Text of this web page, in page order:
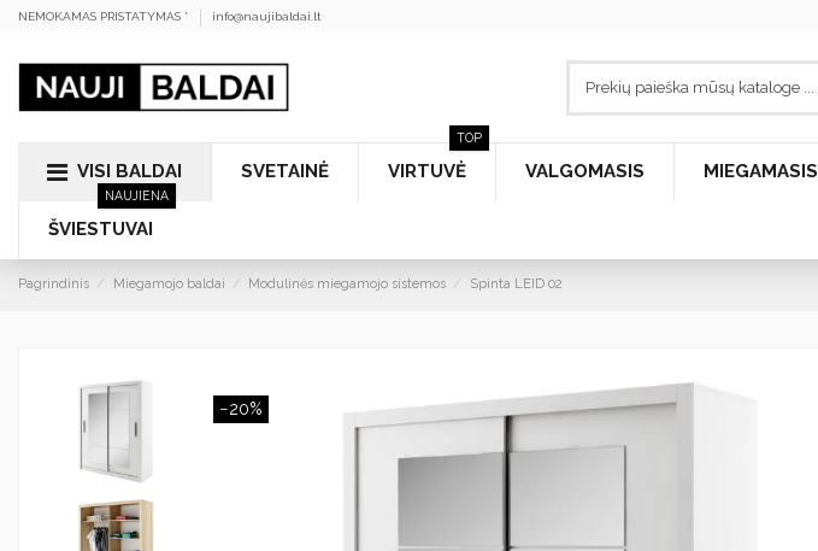
NEMOKAMAS PRISTATYMAS * info@naujibaldai.lt
VISI BALDAI SVETAINĖ VIRTUVĖ
TOP
VALGOMASIS MIEGAMASIS
ŠVIESTUVAI
NAUJIENA
Pagrindinis Miegamojo baldai Modulinės miegamojo sistemos Spinta LEID 02
−20%